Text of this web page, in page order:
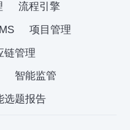
流程引擎
项目管理
链管理
智能监管
选题报告